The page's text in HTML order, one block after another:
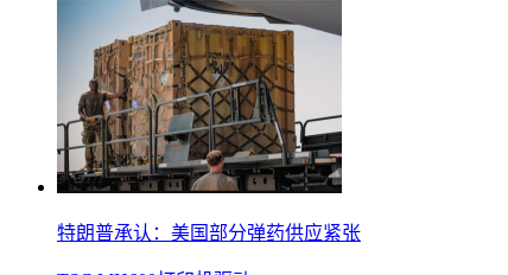
特朗普承认：美国部分弹药供应紧张